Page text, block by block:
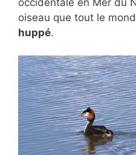
oiseau que tout le
huppé.